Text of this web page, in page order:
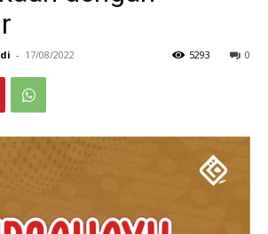
- 17/08/2022 0
5293